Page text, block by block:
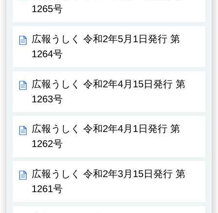
1265号
広報うしく 令和2年5月1日発行 第
1264号
広報うしく 令和2年4月15日発行 第
1263号
広報うしく 令和2年4月1日発行 第
1262号
広報うしく 令和2年3月15日発行 第
1261号